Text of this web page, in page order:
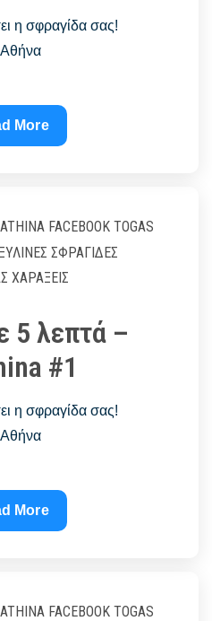
η σφραγίδα σας!
More
FACEBOOK TOGAS
ΞΎΛΙΝΕΣ ΣΦΡΑΓΊΔΕΣ
ΧΑΡΆΞΕΙΣ
5 λεπτά –
#1
η σφραγίδα σας!
More
FACEBOOK TOGAS